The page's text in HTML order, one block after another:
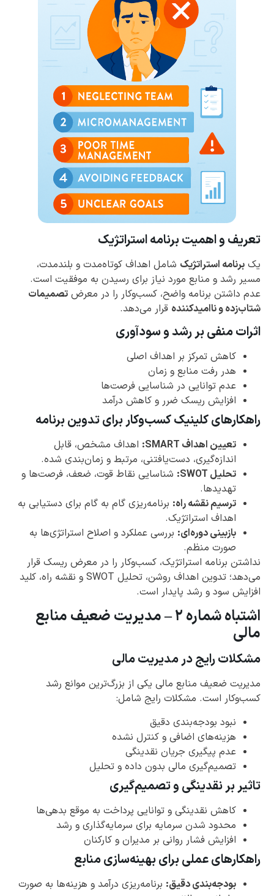
تعریف و اهمیت برنامه استراتژیک
یک برنامه استراتژیک شامل اهداف کوتاه‌مدت و بلندمدت،
مسیر رشد و منابع مورد نیاز برای رسیدن به موفقیت است.
عدم داشتن برنامه واضح، کسب‌وکار را در معرض تصمیمات
شتاب‌زده و ناامیدکننده قرار می‌دهد.
اثرات منفی بر رشد و سودآوری
کاهش تمرکز بر اهداف اصلی
هدر رفت منابع و زمان
عدم توانایی در شناسایی فرصت‌ها
افزایش ریسک ضرر و کاهش درآمد
راهکارهای کلینیک کسب‌وکار برای تدوین برنامه
تعیین اهداف SMART:
اهداف مشخص، قابل
اندازه‌گیری، دست‌یافتنی، مرتبط و زمان‌بندی شده.
تحلیل SWOT:
شناسایی نقاط قوت، ضعف، فرصت‌ها و
تهدیدها.
ترسیم نقشه راه: برنامه‌ریزی گام به گام برای دستیابی به
اهداف استراتژیک.
بازبینی دوره‌ای: بررسی عملکرد و اصلاح استراتژی‌ها به
صورت منظم.
نداشتن برنامه استراتژیک، کسب‌وکار را در معرض ریسک قرار
می‌دهد؛ تدوین اهداف روشن، تحلیل SWOT و نقشه راه، کلید
افزایش سود و رشد پایدار است.
اشتباه شماره ۲ – مدیریت ضعیف منابع
مالی
مشکلات رایج در مدیریت مالی
مدیریت ضعیف منابع مالی یکی از بزرگ‌ترین موانع رشد
کسب‌وکار است. مشکلات رایج شامل:
نبود بودجه‌بندی دقیق
هزینه‌های اضافی و کنترل نشده
عدم پیگیری جریان نقدینگی
تصمیم‌گیری مالی بدون داده و تحلیل
تاثیر بر نقدینگی و تصمیم‌گیری
کاهش نقدینگی و توانایی پرداخت به موقع بدهی‌ها
محدود شدن سرمایه برای سرمایه‌گذاری و رشد
افزایش فشار روانی بر مدیران و کارکنان
راهکارهای عملی برای بهینه‌سازی منابع
بودجه‌بندی دقیق: برنامه‌ریزی درآمد و هزینه‌ها به صورت